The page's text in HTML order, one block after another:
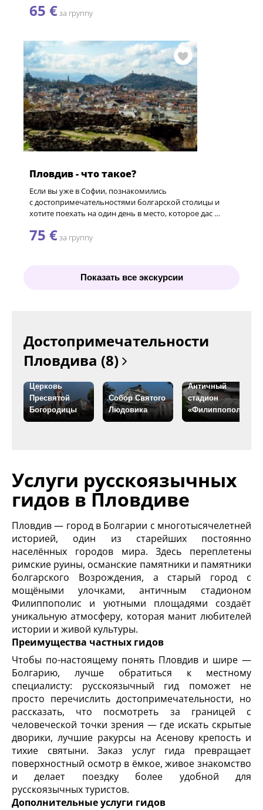
65 €за группу
Пловдив - что такое?
Если вы уже в Софии, познакомились
с достопримечательностями болгарской столицы и
хотите поехать на один день в место, которое дас …
75 €за группу
Показать все экскурсии
Достопримечательности
Пловдива (8)
Церковь
Пресвятой
Богородицы
Собор Святого
Людовика
Античный
стадион
«Филиппополис»
Услуги русскоязычных
гидов в Пловдиве
Пловдив — город в Болгарии с многотысячелетней
историей, один из старейших постоянно
населённых городов мира. Здесь переплетены
римские руины, османские памятники и памятники
болгарского Возрождения, а старый город с
мощёными улочками, античным стадионом
Филиппополис и уютными площадями создаёт
уникальную атмосферу, которая манит любителей
истории и живой культуры.
Преимущества частных гидов
Чтобы по-настоящему понять Пловдив и шире —
Болгарию, лучше обратиться к местному
специалисту: русскоязычный гид поможет не
просто перечислить достопримечательности, но
рассказать, что посмотреть за границей с
человеческой точки зрения — где искать скрытые
дворики, лучшие ракурсы на Асенову крепость и
тихие святыни. Заказ услуг гида превращает
поверхностный осмотр в ёмкое, живое знакомство
и делает поездку более удобной для
русскоязычных туристов.
Дополнительные услуги гидов